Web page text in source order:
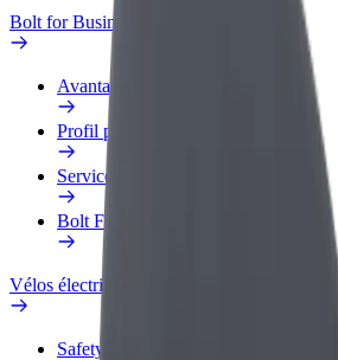
Bolt for Business
Avantages
Profil professionnel
Services
Bolt Food pour les entreprises
Vélos électriques
Safety Lab